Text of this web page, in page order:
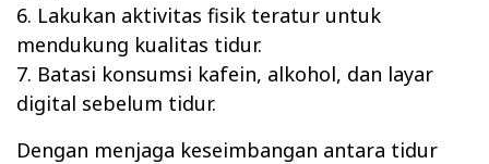
6. Lakukan aktivitas fisik teratur untuk
mendukung kualitas tidur.
7. Batasi konsumsi kafein, alkohol, dan layar
digital sebelum tidur.
Dengan menjaga keseimbangan antara tidur